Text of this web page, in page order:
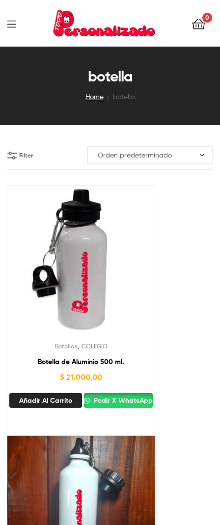
TODOPERSONALIZADO
0
botella
Home botella
Filter
Botellas COLEGIO
Botella de Aluminio 500 ml.
$ 21.000,00
Añadir Al Carrito Pedir X WhatsApp